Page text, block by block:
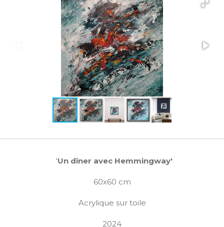
'Un dîner avec Hemmingway'
60x60 cm
Acrylique sur toile
2024